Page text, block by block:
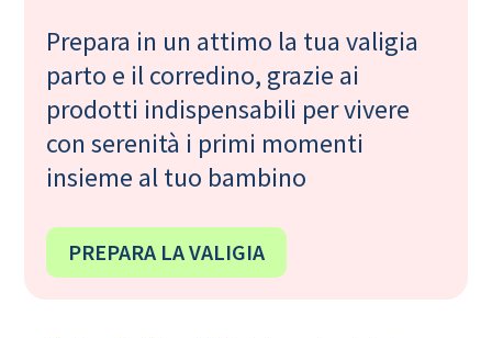
Prepara in un attimo la tua valigia
parto e il corredino, grazie ai
prodotti indispensabili per vivere
con serenità i primi momenti
insieme al tuo bambino
PREPARA LA VALIGIA